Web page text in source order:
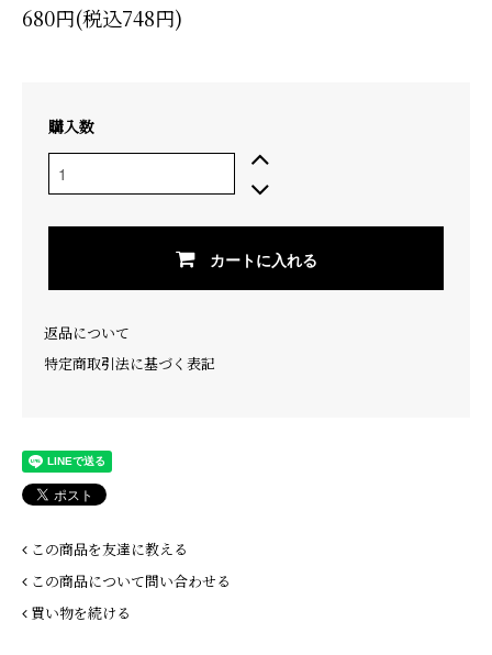
680円(税込748円)
購入数
カートに入れる
返品について
特定商取引法に基づく表記
この商品を友達に教える
この商品について問い合わせる
買い物を続ける